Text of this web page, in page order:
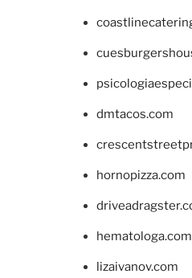
dmtacos.com
hornopizza.com
hematologa.com
lizaivanov.com